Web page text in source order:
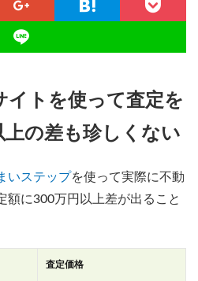
イトを使って査定を
上の差も珍しくない
いステップを使って実際に不動
額に300万円以上差が出ること
査定価格